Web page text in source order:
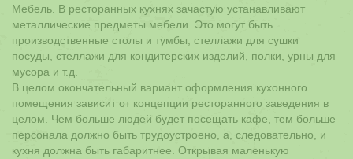
Мебель. В ресторанных кухнях зачастую устанавливают
металлические предметы мебели. Это могут быть
производственные столы и тумбы, стеллажи для сушки
посуды, стеллажи для кондитерских изделий, полки, урны для
мусора и т.д.
В целом окончательный вариант оформления кухонного
помещения зависит от концепции ресторанного заведения в
целом. Чем больше людей будет посещать кафе, тем больше
персонала должно быть трудоустроено, а, следовательно, и
кухня должна быть габаритнее. Открывая маленькую